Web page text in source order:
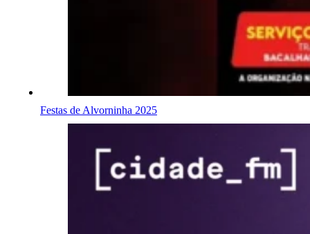
Festas de Alvorninha 2025